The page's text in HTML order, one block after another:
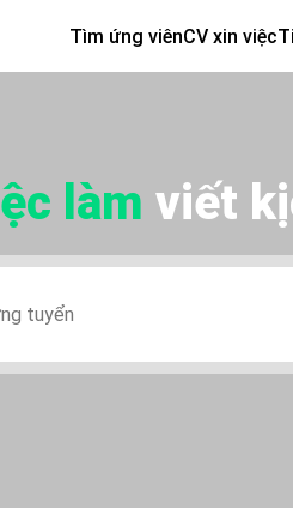
Tìm ứng viênCV xin việc
làm viết